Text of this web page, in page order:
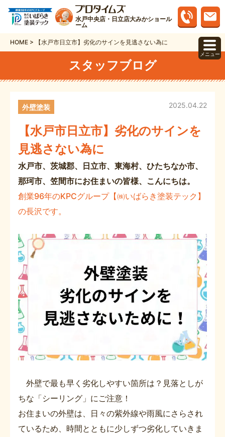
水戸中央店・日立店大みかショール
ーム
HOME > 【水戸市日立市】劣化のサインを見逃さない為に
スタッフブログ
【水戸市日立市】劣化のサインを
見逃さない為に
2025.04.22
外壁塗装
水戸市、茨城郡、日立市、東海村、ひたちなか市、
那珂市、笠間市にお住まいの皆様、こんにちは。
創業96年のKPCグループ【㈱いばらき塗装テック】
の長沢です。
外壁で最も早く劣化しやすい箇所は？見落としが
ちな「シーリング」にご注意！
お住まいの外壁は、日々の紫外線や雨風にさらされ
ているため、時間とともに少しずつ劣化していきま
メニュー